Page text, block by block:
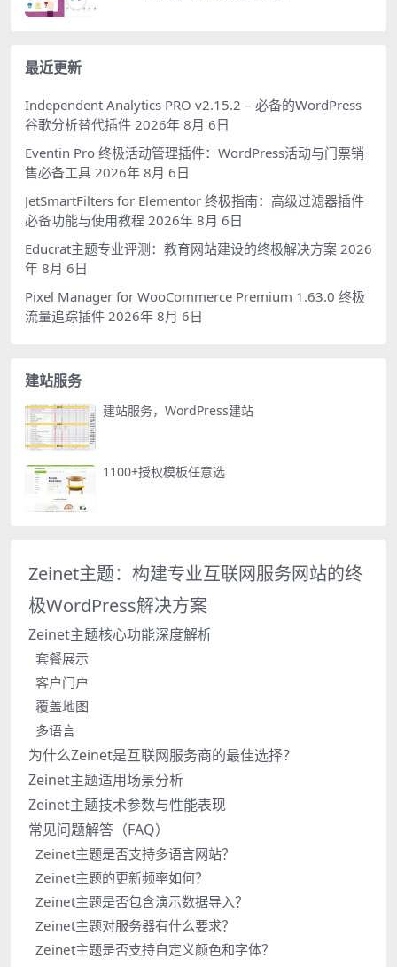
最近更新
Independent Analytics PRO v2.15.2 – 必备的WordPress
谷歌分析替代插件 2026年 8月 6日
Eventin Pro 终极活动管理插件：WordPress活动与门票销
售必备工具 2026年 8月 6日
JetSmartFilters for Elementor 终极指南：高级过滤器插件
必备功能与使用教程 2026年 8月 6日
Educrat主题专业评测：教育网站建设的终极解决方案 2026
年 8月 6日
Pixel Manager for WooCommerce Premium 1.63.0 终极
流量追踪插件 2026年 8月 6日
建站服务
建站服务，WordPress建站
1100+授权模板任意选
Zeinet主题：构建专业互联网服务网站的终
极WordPress解决方案
Zeinet主题核心功能深度解析
套餐展示
客户门户
覆盖地图
多语言
为什么Zeinet是互联网服务商的最佳选择？
Zeinet主题适用场景分析
Zeinet主题技术参数与性能表现
常见问题解答（FAQ）
Zeinet主题是否支持多语言网站？
Zeinet主题的更新频率如何？
Zeinet主题是否包含演示数据导入？
Zeinet主题对服务器有什么要求？
Zeinet主题是否支持自定义颜色和字体？